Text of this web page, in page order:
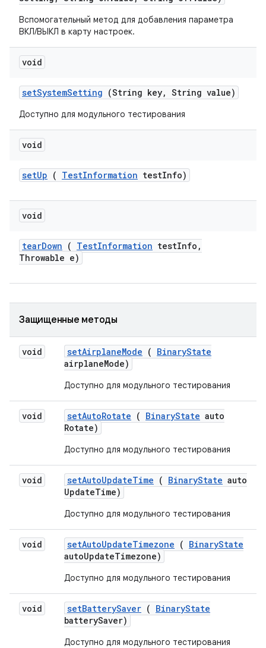
Вспомогательный метод для добавления параметра
ВКЛ/ВЫКЛ в карту настроек.
void
setSystemSetting (String key, String value)
Доступно для модульного тестирования
void
setUp ( TestInformation testInfo)
void
tearDown ( TestInformation testInfo ,
Throwable e)
Защищенные методы
void setAirplaneMode ( BinaryState
airplaneMode)
Доступно для модульного тестирования
void setAutoRotate ( BinaryState auto
Rotate)
Доступно для модульного тестирования
void setAutoUpdateTime ( BinaryState auto
UpdateTime)
Доступно для модульного тестирования
void setAutoUpdateTimezone ( BinaryState
autoUpdateTimezone)
Доступно для модульного тестирования
void setBatterySaver ( BinaryState
batterySaver)
Доступно для модульного тестирования